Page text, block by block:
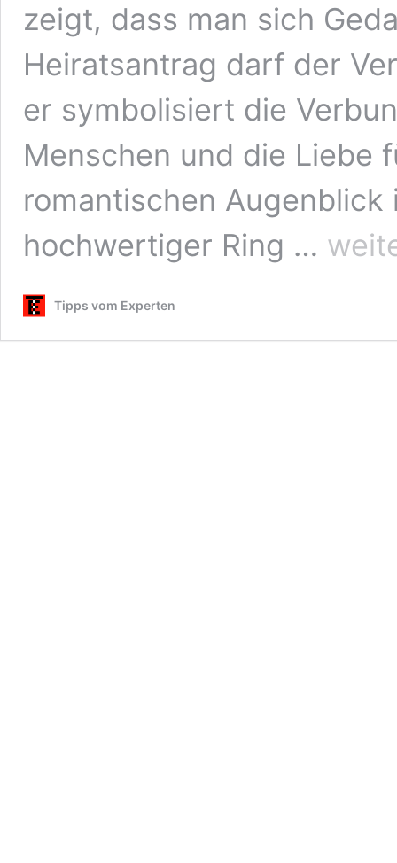
zeigt, dass man sich
Heiratsantrag darf der
er symbolisiert die
Menschen und die Liebe
romantischen
hochwertiger Ring …
machen
Tipps vom Experten